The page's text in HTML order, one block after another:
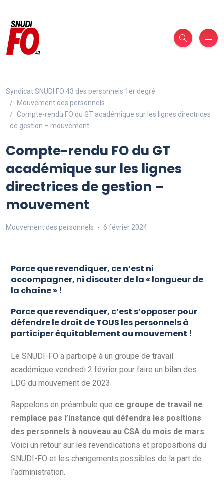
Syndicat SNUDI FO 43 des personnels 1er degré
Mouvement des personnels
Compte-rendu FO du GT académique sur les lignes directrices
de gestion – mouvement
Compte-rendu FO du GT
académique sur les lignes
directrices de gestion –
mouvement
Mouvement des personnels 6 février 2024
Parce que revendiquer, ce n’est ni
accompagner, ni discuter de la « longueur de
la chaîne » !
Parce que revendiquer, c’est s’opposer pour
défendre le droit de TOUS les personnels à
participer équitablement au mouvement !
Le SNUDI-FO a participé à un groupe de travail
académique vendredi 2 février pour faire un bilan des
LDG du mouvement de 2023.
Rappelons en préambule que ce groupe de travail ne
remplace pas l’instance qui défendra les positions
des personnels à nouveau au CSA du mois de mars.
Voici un retour sur les revendications et propositions du
SNUDI-FO et les changements possibles de la part de
l’administration.